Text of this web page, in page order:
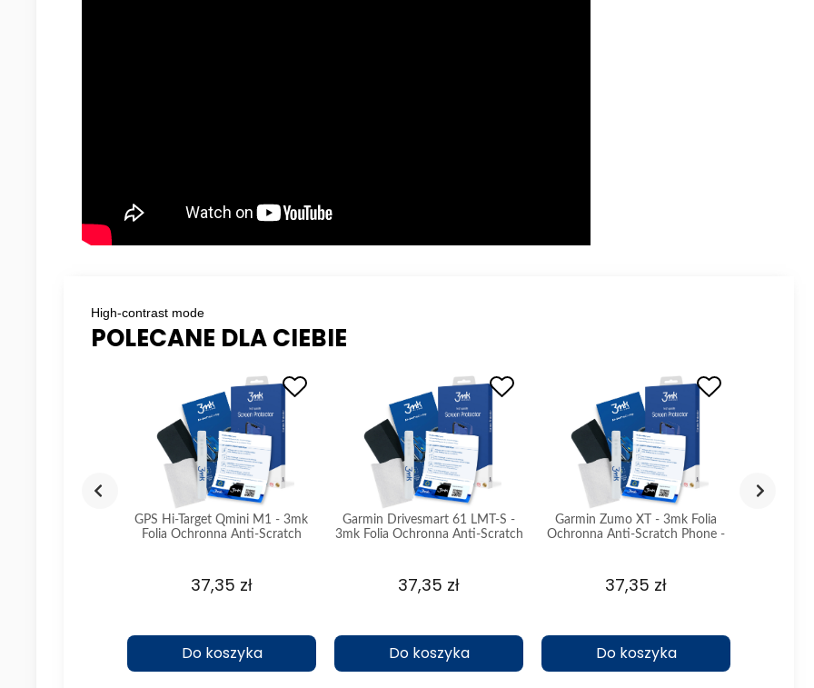
High-contrast mode
POLECANE DLA CIEBIE
GPS Hi-Target Qmini M1 - 3mk
Folia Ochronna Anti-Scratch
37,35 zł
Do koszyka
Garmin Drivesmart 61 LMT-S -
3mk Folia Ochronna Anti-Scratch
37,35 zł
Do koszyka
Garmin Zumo XT - 3mk Folia
Ochronna Anti-Scratch Phone -
37,35 zł
Do koszyka